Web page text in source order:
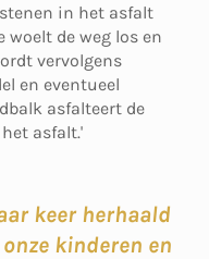
in het asfalt
de weg los en
vervolgens
en eventueel
asfalteert de
asfalt.'
keer herhaald
kinderen en